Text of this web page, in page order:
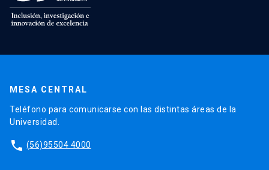
MESA CENTRAL
Teléfono para comunicarse con las distintas áreas de la
Universidad.
phone (56)95504 4000